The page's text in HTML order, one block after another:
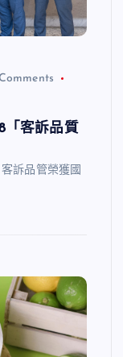
「客訴品質
訴品管榮獲國